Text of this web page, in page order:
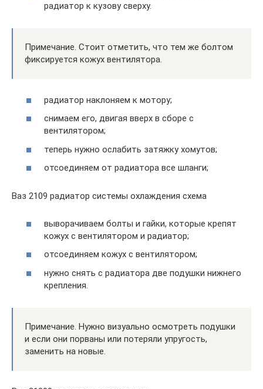
радиатор к кузову сверху.
Примечание. Стоит отметить, что тем же болтом
фиксируется кожух вентилятора.
радиатор наклоняем к мотору;
снимаем его, двигая вверх в сборе с
вентилятором;
теперь нужно ослабить затяжку хомутов;
отсоединяем от радиатора все шланги;
Ваз 2109 радиатор системы охлаждения схема
выворачиваем болты и гайки, которые крепят
кожух с вентилятором и радиатор;
отсоединяем кожух с вентилятором;
нужно снять с радиатора две подушки нижнего
крепления.
Примечание. Нужно визуально осмотреть подушки
и если они порваны или потеряли упругость,
заменить на новые.